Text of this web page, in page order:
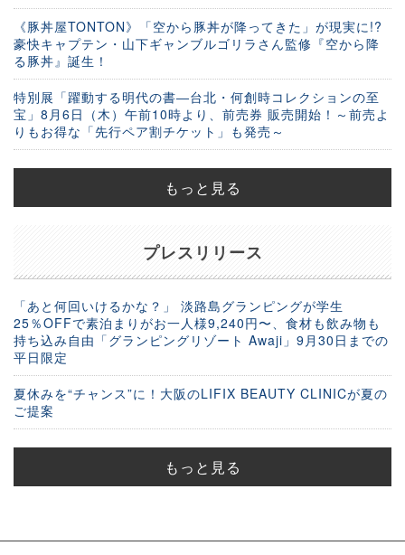
《豚丼屋TONTON》「空から豚丼が降ってきた」が現実に!?
豪快キャプテン・山下ギャンブルゴリラさん監修『空から降
る豚丼』誕生！
特別展「躍動する明代の書―台北・何創時コレクションの至
宝」8月6日（木）午前10時より、前売券 販売開始！～前売よ
りもお得な「先行ペア割チケット」も発売～
もっと見る
プレスリリース
「あと何回いけるかな？」 淡路島グランピングが学生
25％OFFで素泊まりがお一人様9,240円〜、食材も飲み物も
持ち込み自由「グランピングリゾート Awaji」9月30日までの
平日限定
夏休みを“チャンス”に！大阪のLIFIX BEAUTY CLINICが夏の
ご提案
もっと見る